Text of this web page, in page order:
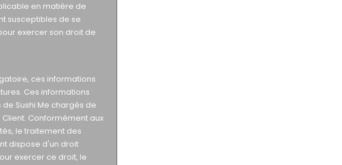
en matière de
susceptibles de se
exercer son droit de
ces informations
Ces informations
Sushi Me chargés de
Conformément aux
le traitement des
dispose d'un droit
exercer ce droit, le